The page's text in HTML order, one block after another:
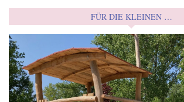
FÜR DIE KLEINEN …